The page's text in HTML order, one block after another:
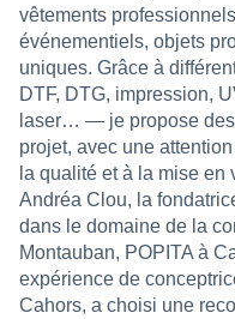
vêtements
événementiels, objets
uniques. Grâce à
DTF, DTG, impression,
laser… — je propose
projet, avec une
la qualité et à la mise
Andréa Clou, la
dans le domaine de la
Montauban, POPITA à
expérience de
Cahors, a choisi une